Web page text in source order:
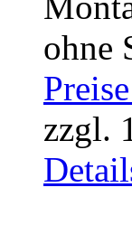
ohne
zzgl.